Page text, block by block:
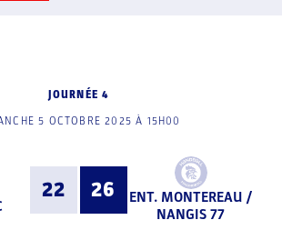
JOURNÉE 4
5 OCTOBRE 2025 À 15H00
22 26
ENT. MONTEREAU /
NANGIS 77